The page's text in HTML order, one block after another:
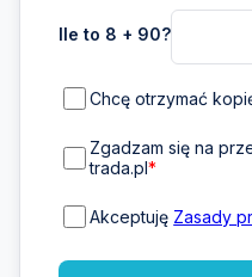
Ile to 8 + 90?
Chcę otrzymać
Zgadzam się na
trada.pl*
Akceptuję Zasady